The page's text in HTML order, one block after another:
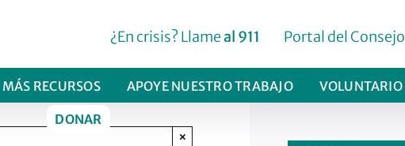
¿En crisis? Llameal 911 Portal del Consejo
MÁS RECURSOS APOYE NUESTRO TRABAJO VOLUNTARIO
DONAR
×